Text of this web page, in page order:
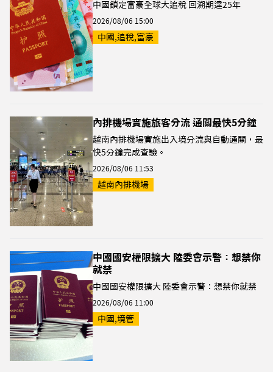
中國鎖定富豪全球大追稅 回溯期達25年
2026/08/06 15:00
中國,追稅,富豪
內排機場實施旅客分流 通關最快5分鐘
越南內排機場實施出入境分流與自動通關，最
快5分鐘完成查驗。
2026/08/06 11:53
越南內排機場
中國國安權限擴大 陸委會示警：想禁你
就禁
中國國安權限擴大 陸委會示警：想禁你就禁
2026/08/06 11:00
中國,境管